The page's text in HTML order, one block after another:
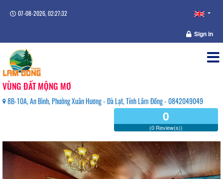
07-08-2026, 02:27:33
Sign in
VÙNG ĐẤT MỘNG MƠ
8B-10A, An Bình, Phường Xuân Hương - Đà Lạt, Tỉnh Lâm Đồng - 0842049049
0
(0 Review(s))